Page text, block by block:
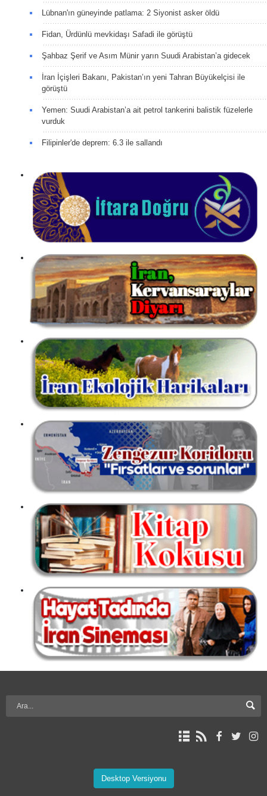
Lübnan'ın güneyinde patlama: 2 Siyonist asker öldü
Fidan, Ürdünlü mevkidaşı Safadi ile görüştü
Şahbaz Şerif ve Asım Münir yarın Suudi Arabistan’a gidecek
İran İçişleri Bakanı, Pakistan’ın yeni Tahran Büyükelçisi ile
görüştü
Yemen: Suudi Arabistan’a ait petrol tankerini balistik füzelerle
vurduk
Filipinler'de deprem: 6.3 ile sallandı
Desktop Versiyonu